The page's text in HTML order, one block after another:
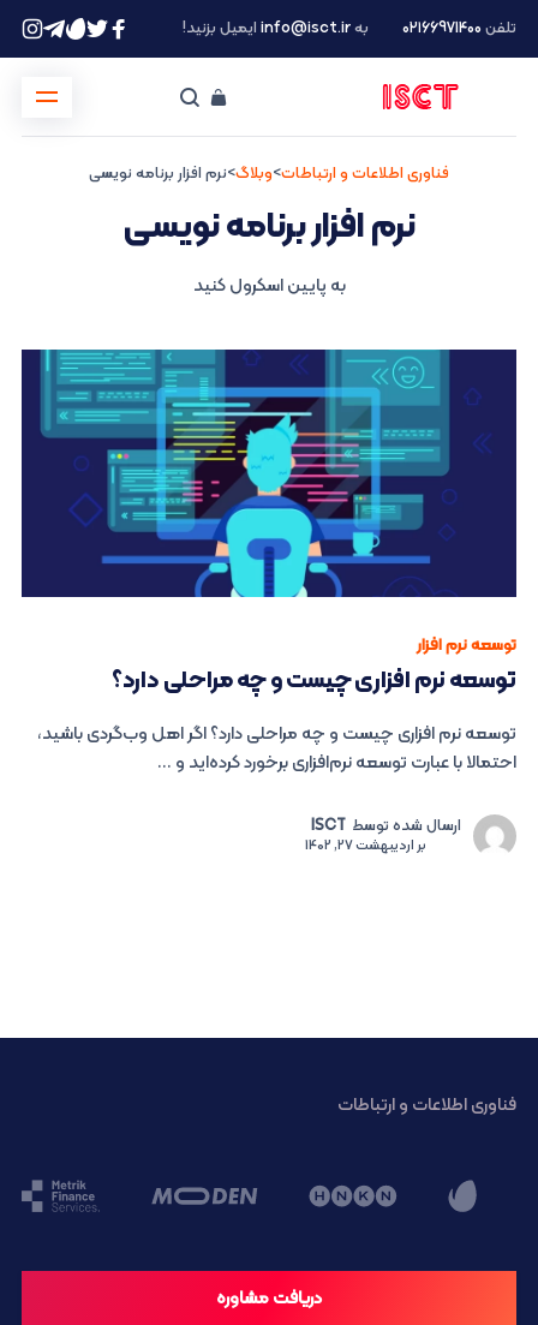
تلفن ۰۲۱66971400 بهinfo@isct.irایمیل بزنید!
فناوری اطلاعات و ارتباطات>وبلاگ>نرم افزار برنامه نویسی
نرم افزار برنامه نویسی
به پایین اسکرول کنید
توسعه نرم افزار
توسعه نرم ‌افزاری چیست و چه مراحلی دارد؟
توسعه نرم ‌افزاری چیست و چه مراحلی دارد؟ اگر اهل وب‌گردی باشید،
احتمالا با عبارت توسعه نر‌م‌افزاری برخورد کرده‌اید و ...
ارسال شده توسط ISCT
براردیبهشت 27, 1402
فناوری اطلاعات و ارتباطات
دریافت مشاوره